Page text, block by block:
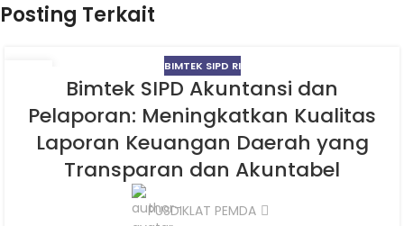
Posting Terkait
BIMTEK SIPD RI
Bimtek SIPD Akuntansi dan
Pelaporan: Meningkatkan Kualitas
Laporan Keuangan Daerah yang
Transparan dan Akuntabel
PUSDIKLAT PEMDA